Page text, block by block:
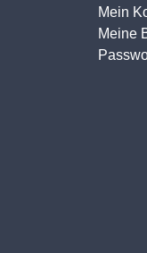
Mein
Meine